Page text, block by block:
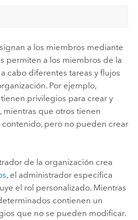
a los miembros mediante
permiten a los miembros de la
cabo diferentes tareas y flujos
Por ejemplo,
privilegios para crear y
que otros tienen
pero no pueden crear
de la organización crea
, el administrador especifica
el rol personalizado. Mientras
contienen un
que no se pueden modificar.